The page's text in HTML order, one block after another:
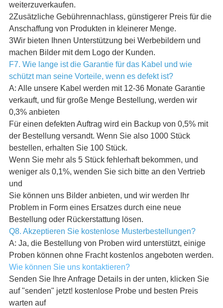
weiterzuverkaufen.
2Zusätzliche Gebührennachlass, günstigerer Preis für die
Anschaffung von Produkten in kleinerer Menge.
3Wir bieten Ihnen Unterstützung bei Werbebildern und
machen Bilder mit dem Logo der Kunden.
F7. Wie lange ist die Garantie für das Kabel und wie
schützt man seine Vorteile, wenn es defekt ist?
A: Alle unsere Kabel werden mit 12-36 Monate Garantie
verkauft, und für große Menge Bestellung, werden wir
0,3% anbieten
Für einen defekten Auftrag wird ein Backup von 0,5% mit
der Bestellung versandt. Wenn Sie also 1000 Stück
bestellen, erhalten Sie 100 Stück.
Wenn Sie mehr als 5 Stück fehlerhaft bekommen, und
weniger als 0,1%, wenden Sie sich bitte an den Vertrieb
und
Sie können uns Bilder anbieten, und wir werden Ihr
Problem in Form eines Ersatzes durch eine neue
Bestellung oder Rückerstattung lösen.
Q8. Akzeptieren Sie kostenlose Musterbestellungen?
A: Ja, die Bestellung von Proben wird unterstützt, einige
Proben können ohne Fracht kostenlos angeboten werden.
Wie können Sie uns kontaktieren?
Senden Sie Ihre Anfrage Details in der unten, klicken Sie
auf "senden" jetzt! kostenlose Probe und besten Preis
warten auf